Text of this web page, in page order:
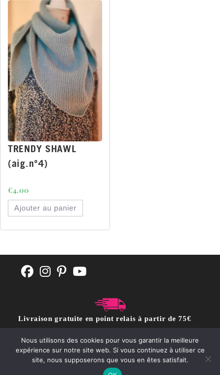
TRENDY SHAWL
(aig.n°4)
€4.00
Ajouter au panier
Livraison gratuite en point relais à partir de 75€
CGV POLITIQUE DE CONFIDENTIALITÉ
Nous utilisons des cookies pour vous garantir la meilleure
expérience sur notre site web. Si vous continuez à utiliser ce
site, nous supposerons que vous en êtes satisfait.